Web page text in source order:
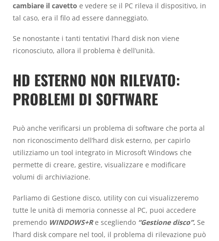
cambiare il cavetto e vedere se il PC rileva il dispositivo, in
tal caso, era il filo ad essere danneggiato.
Se nonostante i tanti tentativi l’hard disk non viene
riconosciuto, allora il problema è dell’unità.
HD ESTERNO NON RILEVATO:
PROBLEMI DI SOFTWARE
Può anche verificarsi un problema di software che porta al
non riconoscimento dell’hard disk esterno, per capirlo
utilizziamo un tool integrato in Microsoft Windows che
permette di creare, gestire, visualizzare e modificare
volumi di archiviazione.
Parliamo di Gestione disco, utility con cui visualizzeremo
tutte le unità di memoria connesse al PC, puoi accedere
premendo WINDOWS+Re scegliendo “Gestione disco”. Se
l’hard disk compare nel tool, il problema di rilevazione può